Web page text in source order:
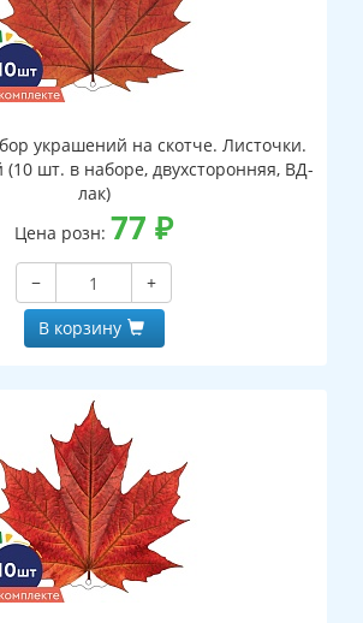
украшений на скотче. Листочки.
шт. в наборе, двухсторонняя, ВД-
лак)
Цена розн: 77 ₽
−
+
В корзину